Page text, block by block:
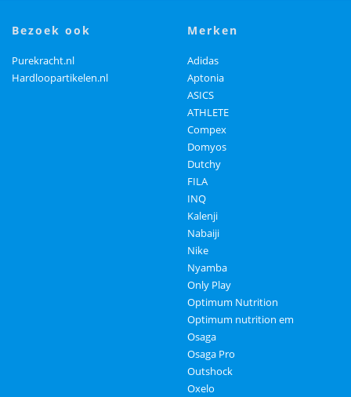
bezoek ook
Purekracht.nl
Hardloopartikelen.nl
merken
Adidas
Aptonia
ASICS
ATHLETE
Compex
Domyos
Dutchy
FILA
INQ
Kalenji
Nabaiji
Nike
Nyamba
Only Play
Optimum Nutrition
Optimum nutrition em
Osaga
Osaga Pro
Outshock
Oxelo